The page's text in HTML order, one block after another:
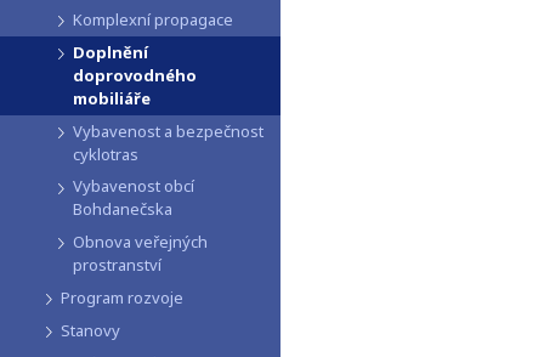
Komplexní propagace
Doplnění
doprovodného
mobiliáře
Vybavenost a bezpečnost
cyklotras
Vybavenost obcí
Bohdanečska
Obnova veřejných
prostranství
Program rozvoje
Stanovy